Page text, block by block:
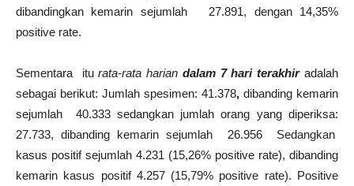
dibandingkan kemarin sejumlah
27.891, dengan 14,35%
positive rate.
Sementara iturata-rata harian dalam 7 hari terakhiradalah
sebagai berikut: Jumlah spesimen: 41.378, dibanding kemarin
sejumlah
40.333 sedangkan jumlah orang yang diperiksa:
27.733, dibanding kemarin sejumlah
26.956
Sedangkan
kasus positif sejumlah 4.231 (15,26% positive rate), dibanding
kemarin kasus positif 4.257 (15,79% positive rate). Positive